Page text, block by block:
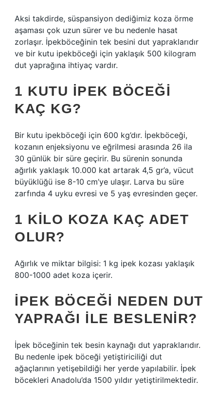
Aksi takdirde, süspansiyon dediğimiz koza örme
aşaması çok uzun sürer ve bu nedenle hasat
zorlaşır. İpekböceğinin tek besini dut yapraklarıdır
ve bir kutu ipekböceği için yaklaşık 500 kilogram
dut yaprağına ihtiyaç vardır.
1 KUTU IPEK BÖCEĞI
KAÇ KG?
Bir kutu ipekböceği için 600 kg’dır. İpekböceği,
kozanın enjeksiyonu ve eğrilmesi arasında 26 ila
30 günlük bir süre geçirir. Bu sürenin sonunda
ağırlık yaklaşık 10.000 kat artarak 4,5 gr’a, vücut
büyüklüğü ise 8-10 cm’ye ulaşır. Larva bu süre
zarfında 4 uyku evresi ve 5 yaş evresinden geçer.
1 KILO KOZA KAÇ ADET
OLUR?
Ağırlık ve miktar bilgisi: 1 kg ipek kozası yaklaşık
800-1000 adet koza içerir.
İPEK BÖCEĞI NEDEN DUT
YAPRAĞI ILE BESLENIR?
İpek böceğinin tek besin kaynağı dut yapraklarıdır.
Bu nedenle ipek böceği yetiştiriciliği dut
ağaçlarının yetişebildiği her yerde yapılabilir. İpek
böcekleri Anadolu’da 1500 yıldır yetiştirilmektedir.